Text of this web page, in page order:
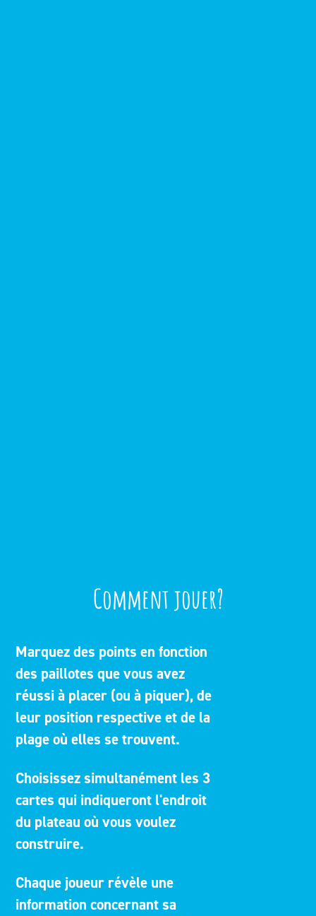
Comment jouer?
Marquez des points en fonction
des paillotes que vous avez
réussi à placer (ou à piquer), de
leur position respective et de la
plage où elles se trouvent.
Choisissez simultanément les 3
cartes qui indiqueront l'endroit
du plateau où vous voulez
construire.
Chaque joueur révèle une
information concernant sa